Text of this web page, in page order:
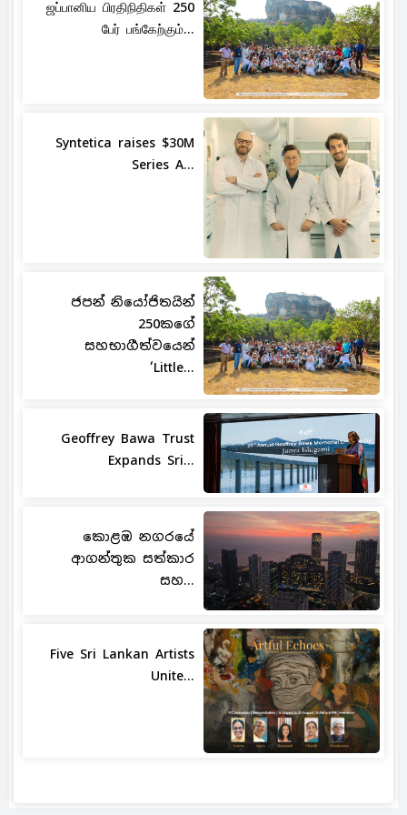
ஜப்பானிய பிரதிநிதிகள் 250
பேர் பங்கேற்கும்...
Syntetica raises $30M
Series A...
ජපන් නියෝජිතයින්
250කගේ
සහභාගීත්වයෙන්
‘Little...
Geoffrey Bawa Trust
Expands Sri...
කොළඹ නගරයේ
ආගන්තුක සත්කාර
සහ...
Five Sri Lankan Artists
Unite...